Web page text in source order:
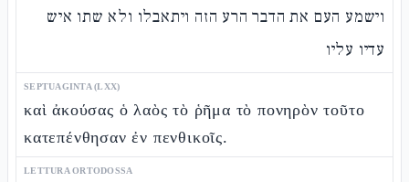
וישמע העם את הדבר הרע הזה ויתאבלו ולא שתו איש
עדיו עליו
SEPTUAGINTA (LXX)
καὶ ἀκούσας ὁ λαὸς τὸ ῥῆμα τὸ πονηρὸν τοῦτο
κατεπένθησαν ἐν πενθικοῖς.
LETTURA ORTODOSSA